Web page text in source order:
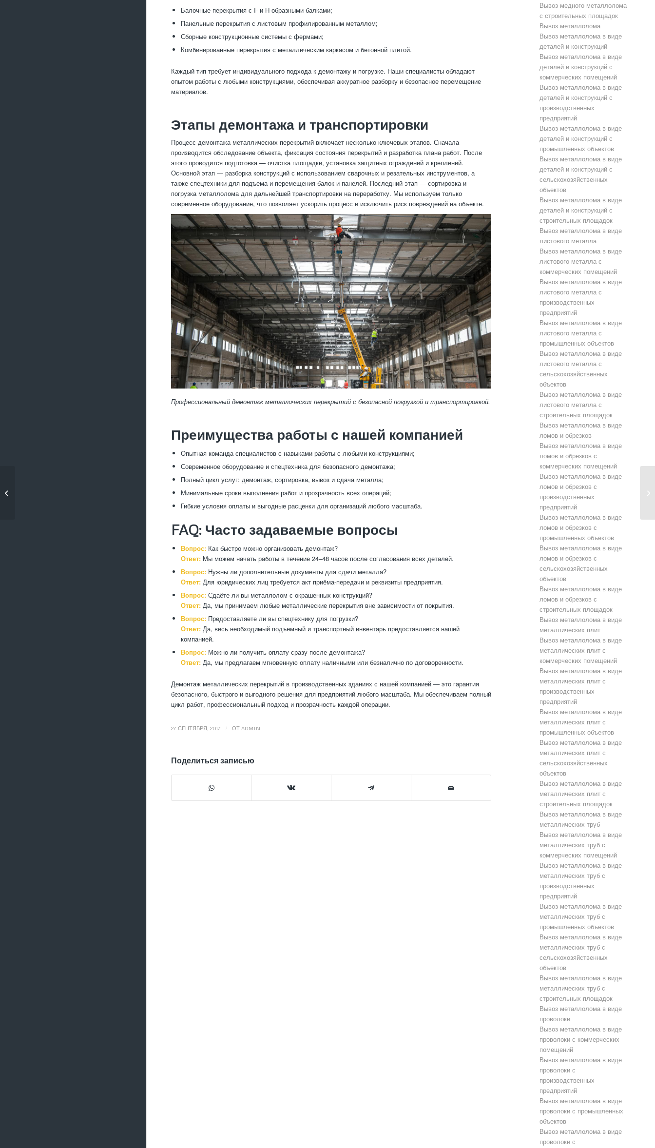
Балочные перекрытия с I- и H-образными балками;
Панельные перекрытия с листовым профилированным металлом;
Сборные конструкционные системы с фермами;
Комбинированные перекрытия с металлическим каркасом и бетонной плитой.
Каждый тип требует индивидуального подхода к демонтажу и погрузке. Наши специалисты обладают
опытом работы с любыми конструкциями, обеспечивая аккуратное разборку и безопасное перемещение
материалов.
Этапы демонтажа и транспортировки
Процесс демонтажа металлических перекрытий включает несколько ключевых этапов. Сначала
производится обследование объекта, фиксация состояния перекрытий и разработка плана работ. После
этого проводится подготовка — очистка площадки, установка защитных ограждений и креплений.
Основной этап — разборка конструкций с использованием сварочных и резательных инструментов, а
также спецтехники для подъема и перемещения балок и панелей. Последний этап — сортировка и
погрузка металлолома для дальнейшей транспортировки на переработку. Мы используем только
современное оборудование, что позволяет ускорить процесс и исключить риск повреждений на объекте.
Профессиональный демонтаж металлических перекрытий с безопасной погрузкой и транспортировкой.
Преимущества работы с нашей компанией
Опытная команда специалистов с навыками работы с любыми конструкциями;
Современное оборудование и спецтехника для безопасного демонтажа;
Полный цикл услуг: демонтаж, сортировка, вывоз и сдача металла;
Минимальные сроки выполнения работ и прозрачность всех операций;
Гибкие условия оплаты и выгодные расценки для организаций любого масштаба.
FAQ: Часто задаваемые вопросы
Вопрос: Как быстро можно организовать демонтаж?
Ответ: Мы можем начать работы в течение 24–48 часов после согласования всех деталей.
Вопрос: Нужны ли дополнительные документы для сдачи металла?
Ответ: Для юридических лиц требуется акт приёма-передачи и реквизиты предприятия.
Вопрос: Сдаёте ли вы металлолом с окрашенных конструкций?
Ответ: Да, мы принимаем любые металлические перекрытия вне зависимости от покрытия.
Вопрос: Предоставляете ли вы спецтехнику для погрузки?
Ответ: Да, весь необходимый подъемный и транспортный инвентарь предоставляется нашей
компанией.
Вопрос: Можно ли получить оплату сразу после демонтажа?
Ответ: Да, мы предлагаем мгновенную оплату наличными или безналично по договоренности.
Демонтаж металлических перекрытий в производственных зданиях с нашей компанией — это гарантия
безопасного, быстрого и выгодного решения для предприятий любого масштаба. Мы обеспечиваем полный
цикл работ, профессиональный подход и прозрачность каждой операции.
27 СЕНТЯБРЯ, 2017 ОТ ADMIN
Поделиться записью
Вывоз медного металлолома
с строительных площадок
Вывоз металлолома
Вывоз металлолома в виде
деталей и конструкций
Вывоз металлолома в виде
деталей и конструкций с
коммерческих помещений
Вывоз металлолома в виде
деталей и конструкций с
производственных
предприятий
Вывоз металлолома в виде
деталей и конструкций с
промышленных объектов
Вывоз металлолома в виде
деталей и конструкций с
сельскохозяйственных
объектов
Вывоз металлолома в виде
деталей и конструкций с
строительных площадок
Вывоз металлолома в виде
листового металла
Вывоз металлолома в виде
листового металла с
коммерческих помещений
Вывоз металлолома в виде
листового металла с
производственных
предприятий
Вывоз металлолома в виде
листового металла с
промышленных объектов
Вывоз металлолома в виде
листового металла с
сельскохозяйственных
объектов
Вывоз металлолома в виде
листового металла с
строительных площадок
Вывоз металлолома в виде
ломов и обрезков
Вывоз металлолома в виде
ломов и обрезков с
коммерческих помещений
Вывоз металлолома в виде
ломов и обрезков с
производственных
предприятий
Вывоз металлолома в виде
ломов и обрезков с
промышленных объектов
Вывоз металлолома в виде
ломов и обрезков с
сельскохозяйственных
объектов
Вывоз металлолома в виде
ломов и обрезков с
строительных площадок
Вывоз металлолома в виде
металлических плит
Вывоз металлолома в виде
металлических плит с
коммерческих помещений
Вывоз металлолома в виде
металлических плит с
производственных
предприятий
Вывоз металлолома в виде
металлических плит с
промышленных объектов
Вывоз металлолома в виде
металлических плит с
сельскохозяйственных
объектов
Вывоз металлолома в виде
металлических плит с
строительных площадок
Вывоз металлолома в виде
металлических труб
Вывоз металлолома в виде
металлических труб с
коммерческих помещений
Вывоз металлолома в виде
металлических труб с
производственных
предприятий
Вывоз металлолома в виде
металлических труб с
промышленных объектов
Вывоз металлолома в виде
металлических труб с
сельскохозяйственных
объектов
Вывоз металлолома в виде
металлических труб с
строительных площадок
Вывоз металлолома в виде
проволоки
Вывоз металлолома в виде
проволоки с коммерческих
помещений
Вывоз металлолома в виде
проволоки с
производственных
предприятий
Вывоз металлолома в виде
проволоки с промышленных
объектов
Вывоз металлолома в виде
проволоки с